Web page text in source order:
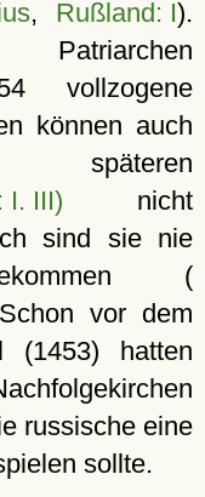
, Rußland: I).
vollzogene
können auch
I. III) nicht
sind sie nie
(
vor dem
(1453) hatten
russische eine
sollte.